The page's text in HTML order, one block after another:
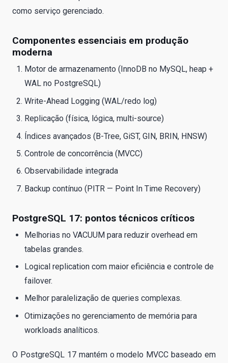
como serviço gerenciado.
Componentes essenciais em produção
moderna
Motor de armazenamento (InnoDB no MySQL, heap +
WAL no PostgreSQL)
Write-Ahead Logging (WAL/redo log)
Replicação (física, lógica, multi-source)
Índices avançados (B-Tree, GiST, GIN, BRIN, HNSW)
Controle de concorrência (MVCC)
Observabilidade integrada
Backup contínuo (PITR — Point In Time Recovery)
PostgreSQL 17: pontos técnicos críticos
Melhorias no VACUUM para reduzir overhead em
tabelas grandes.
Logical replication com maior eficiência e controle de
failover.
Melhor paralelização de queries complexas.
Otimizações no gerenciamento de memória para
workloads analíticos.
O PostgreSQL 17 mantém o modelo MVCC baseado em